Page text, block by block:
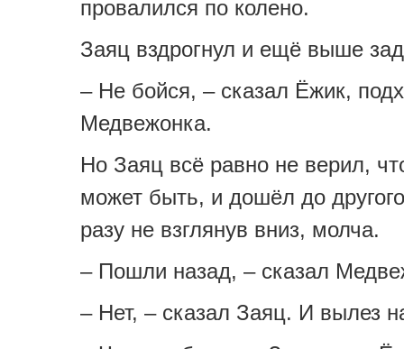
провалился по колено.
Заяц вздрогнул и ещё выше
– Не бойся, – сказал Ёжик,
Медвежонка.
Но Заяц всё равно не верил,
может быть, и дошёл до
разу не взглянув вниз, молча.
– Пошли назад, – сказал
– Нет, – сказал Заяц. И вылез